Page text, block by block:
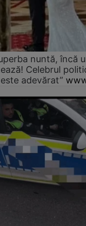
nuntă, încă
Celebrul
adevărat”